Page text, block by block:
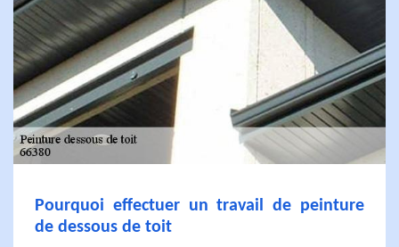
Pourquoi effectuer un travail de peinture
de dessous de toit